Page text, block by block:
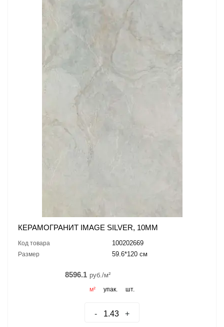
КЕРАМОГРАНИТ IMAGE SILVER, 10ММ
Код товара 100202669
Размер 59.6*120 см
8596.1 руб./м²
м² упак. шт.
- +